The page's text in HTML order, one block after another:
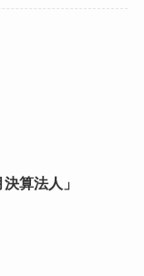
算法人」